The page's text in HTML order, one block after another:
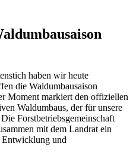
haben wir heute
die Waldumbausaison
Moment markiert den offiziellen
Waldumbaus, der für unsere
Forstbetriebsgemeinschaft
mit dem Landrat ein
Entwicklung und